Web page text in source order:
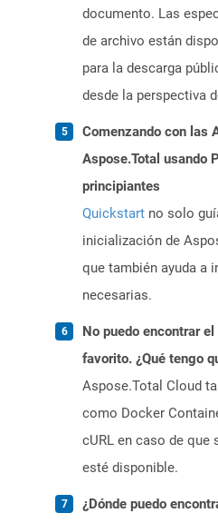
documento. Las
de archivo están
para la descarga
desde la perspectiva
Comenzando con las
Aspose.Total usando
principiantes
Quickstart no solo
inicialización de
que también ayuda a
necesarias.
No puedo encontrar
favorito. ¿Qué tengo
Aspose.Total Cloud
como Docker
cURL en caso de que
esté disponible.
¿Dónde puedo